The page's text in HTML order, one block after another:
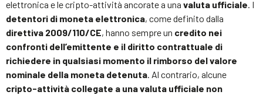
elettronica e le cripto-attività ancorate a una valuta ufficiale. I
detentori di moneta elettronica, come definito dalla
direttiva 2009/110/CE, hanno sempre un credito nei
confronti dell’emittente e il diritto contrattuale di
richiedere in qualsiasi momento il rimborso del valore
nominale della moneta detenuta. Al contrario, alcune
cripto-attività collegate a una valuta ufficiale non